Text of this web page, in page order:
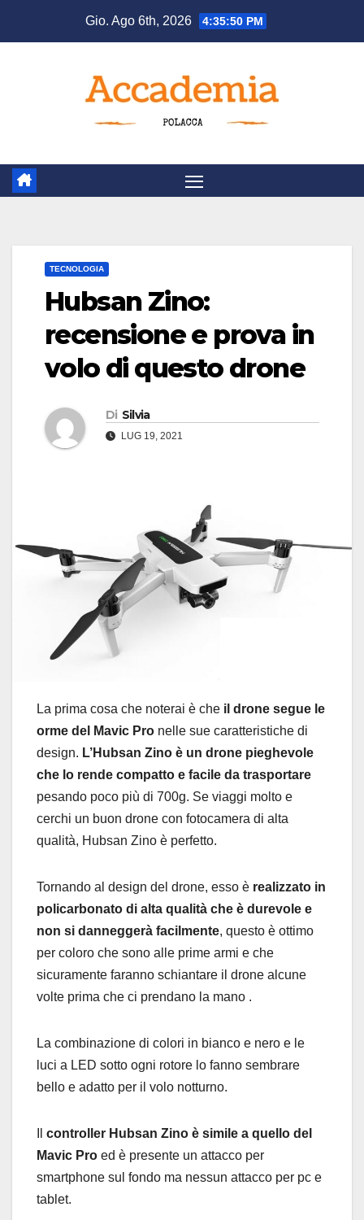
Gio. Ago 6th, 2026 4:35:50 PM
TECNOLOGIA
Hubsan Zino:
recensione e prova in
volo di questo drone
Di Silvia
LUG 19, 2021
La prima cosa che noterai è che il drone segue le
orme del Mavic Pro nelle sue caratteristiche di
design. L’Hubsan Zino è un drone pieghevole
che lo rende compatto e facile da trasportare
pesando poco più di 700g. Se viaggi molto e
cerchi un buon drone con fotocamera di alta
qualità, Hubsan Zino è perfetto.
Tornando al design del drone, esso è realizzato in
policarbonato di alta qualità che è durevole e
non si danneggerà facilmente, questo è ottimo
per coloro che sono alle prime armi e che
sicuramente faranno schiantare il drone alcune
volte prima che ci prendano la mano .
La combinazione di colori in bianco e nero e le
luci a LED sotto ogni rotore lo fanno sembrare
bello e adatto per il volo notturno.
controller Hubsan Zino è simile a quello del
Mavic Pro ed è presente un attacco per
smartphone sul fondo ma nessun attacco per pc e
tablet.